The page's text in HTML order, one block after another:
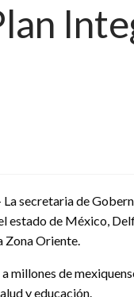
secretaria de
estado de México,
Zona Oriente.
millones de
y educación.